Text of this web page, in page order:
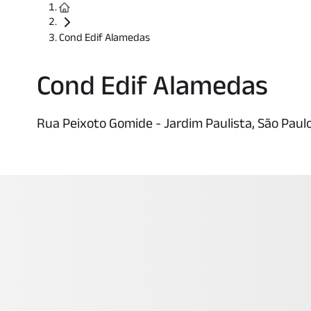
Cond Edif Alamedas
Cond Edif Alamedas
Rua Peixoto Gomide - Jardim Paulista, São